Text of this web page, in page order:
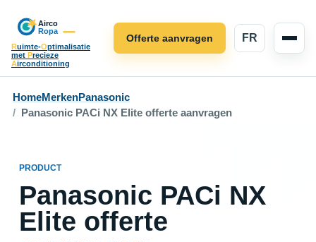
Ruimte-Optimalisatie
met Precieze
Airconditioning
FR
Offerte aanvragen
HomeMerkenPanasonic
Panasonic PACi NX Elite offerte aanvragen
PRODUCT
Panasonic PACi NX
Elite offerte